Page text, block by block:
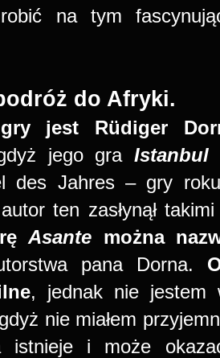
na tym
do Afryki.
jest Rüdiger
jego gra Istanbul
des Jahres – gry
ten zasłynął
Asante można
pana Dorna.
, jednak nie jestem
nie miałem
istnieje i może